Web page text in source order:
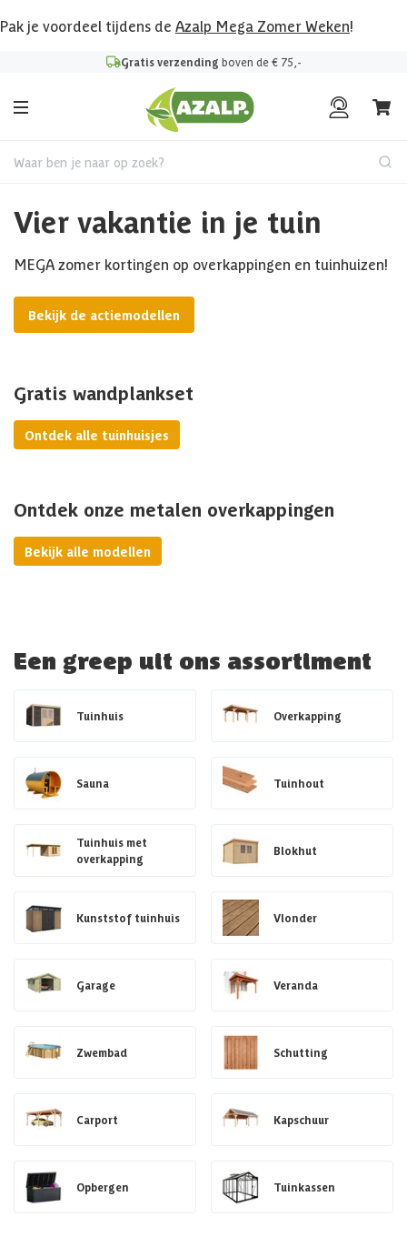
Pak je voordeel tijdens de Azalp Mega Zomer Weken!
Gratis verzending boven de € 75,-
Waar ben je naar op zoek?
Vier vakantie in je tuin
MEGA zomer kortingen op overkappingen en tuinhuizen!
Bekijk de actiemodellen
Gratis wandplankset
Ontdek alle tuinhuisjes
Ontdek onze metalen overkappingen
Bekijk alle modellen
Een greep uit ons assortiment
Tuinhuis Overkapping
Sauna Tuinhout
Tuinhuis met
overkapping
Blokhut
Kunststof tuinhuis Vlonder
Garage Veranda
Zwembad Schutting
Carport Kapschuur
Opbergen Tuinkassen